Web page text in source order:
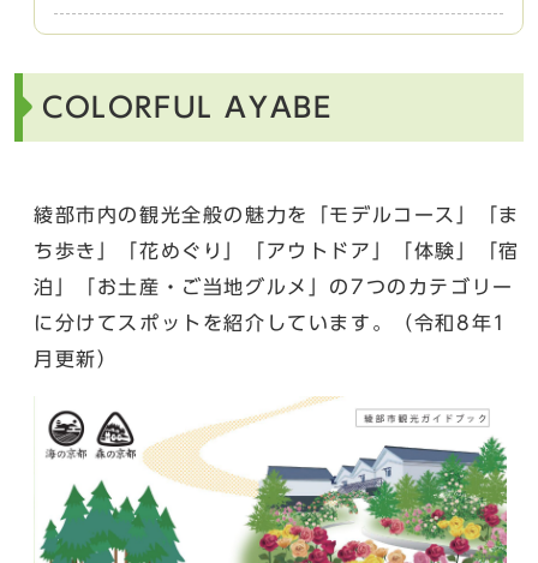
COLORFUL AYABE
綾部市内の観光全般の魅力を「モデルコース」「ま
ち歩き」「花めぐり」「アウトドア」「体験」「宿
泊」「お土産・ご当地グルメ」の7つのカテゴリー
に分けてスポットを紹介しています。（令和8年1
月更新）